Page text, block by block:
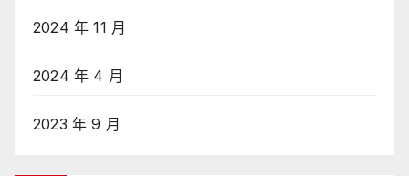
2024 年 11 月
2024 年 4 月
2023 年 9 月